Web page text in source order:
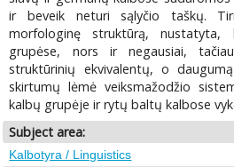
ir beveik neturi sąlyčio taškų.
morfologinę struktūrą,
grupėse, nors ir negausiai,
struktūrinių ekvivalentų, o
skirtumų lėmė veiksmažodžio
kalbų grupėje ir rytų baltų kalbose
Subject area:
Kalbotyra / Linguistics